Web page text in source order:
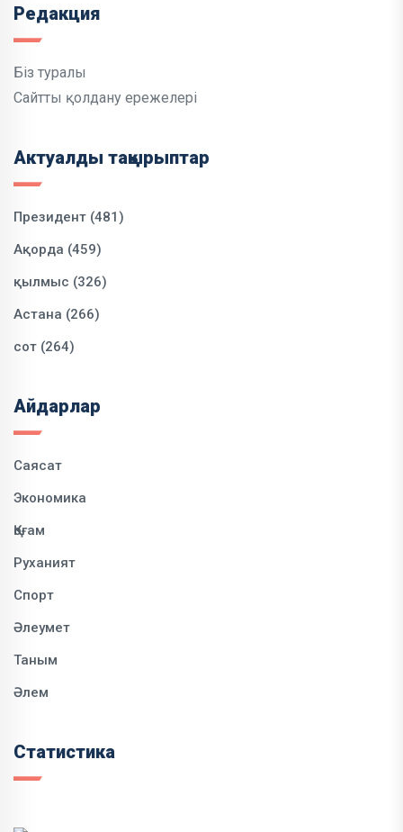
Редакция
Біз туралы
Сайтты қолдану ережелері
Актуалды тақырыптар
Президент (481)
Ақорда (459)
қылмыс (326)
Астана (266)
сот (264)
Айдарлар
Саясат
Экономика
Қоғам
Руханият
Спорт
Әлеумет
Таным
Әлем
Статистика